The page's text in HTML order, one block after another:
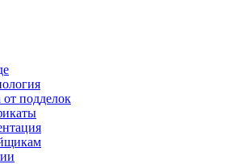
подделок